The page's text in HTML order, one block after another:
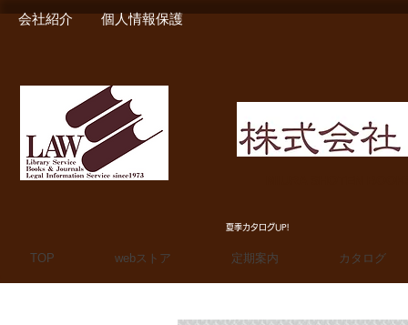
会社紹介 個人情報保護
夏季カタログUP!
TOP webストア 定期案内 カタログ